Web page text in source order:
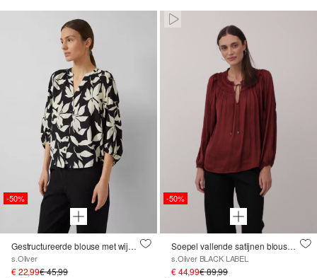
-50%
Gestructureerde blouse met wijde mouwen
s.Oliver
€ 22,99€ 45,99
Paused • Muted
-50%
Soepel vallende satijnen blouse met ruches
s.Oliver BLACK LABEL
€ 44,99€ 89,99